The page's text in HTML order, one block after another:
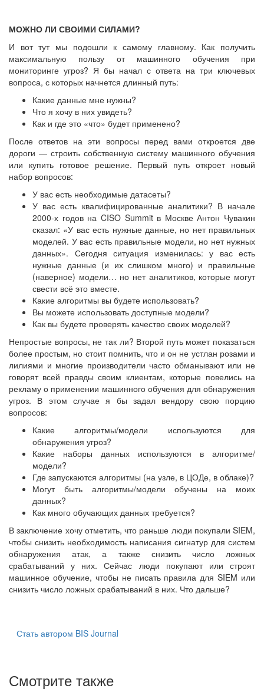
МОЖНО ЛИ СВОИМИ СИЛАМИ?
И вот тут мы подошли к самому главному. Как получить
максимальную пользу от машинного обучения при
мониторинге угроз? Я бы начал с ответа на три ключевых
вопроса, с которых начнется длинный путь:
Какие данные мне нужны?
Что я хочу в них увидеть?
Как и где это «что» будет применено?
После ответов на эти вопросы перед вами откроется две
дороги — строить собственную систему машинного обучения
или купить готовое решение. Первый путь откроет новый
набор вопросов:
У вас есть необходимые датасеты?
У вас есть квалифицированные аналитики? В начале
2000-х годов на CISO Summit в Москве Антон Чувакин
сказал: «У вас есть нужные данные, но нет правильных
моделей. У вас есть правильные модели, но нет нужных
данных». Сегодня ситуация изменилась: у вас есть
нужные данные (и их слишком много) и правильные
(наверное) модели… но нет аналитиков, которые могут
свести всё это вместе.
Какие алгоритмы вы будете использовать?
Вы можете использовать доступные модели?
Как вы будете проверять качество своих моделей?
Непростые вопросы, не так ли? Второй путь может показаться
более простым, но стоит помнить, что и он не устлан розами и
лилиями и многие производители часто обманывают или не
говорят всей правды своим клиентам, которые повелись на
рекламу о применении машинного обучения для обнаружения
угроз. В этом случае я бы задал вендору свою порцию
вопросов:
Какие алгоритмы/модели используются для
обнаружения угроз?
Какие наборы данных используются в алгоритме/
модели?
Где запускаются алгоритмы (на узле, в ЦОДе, в облаке)?
Могут быть алгоритмы/модели обучены на моих
данных?
Как много обучающих данных требуется?
В заключение хочу отметить, что раньше люди покупали SIEM,
чтобы снизить необходимость написания сигнатур для систем
обнаружения атак, а также снизить число ложных
срабатываний у них. Сейчас люди покупают или строят
машинное обучение, чтобы не писать правила для SIEM или
снизить число ложных срабатываний в них. Что дальше?
Стать автором BIS Journal
Смотрите также